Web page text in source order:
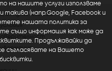
all rights reserved
на нашите услуги използваме
такива (напр.Google, Facebook и
нашата политика за
също информация как може да
Продължавайки да
съгласявате на Вашето